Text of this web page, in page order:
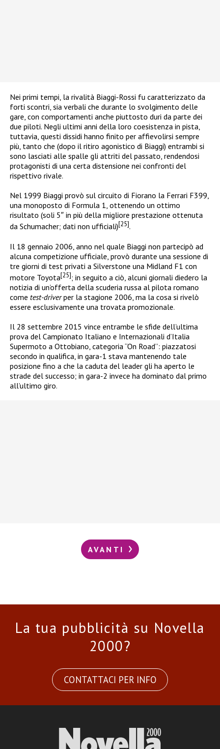
Nei primi tempi, la rivalità Biaggi-Rossi fu caratterizzato da
forti scontri, sia verbali che durante lo svolgimento delle
gare, con comportamenti anche piuttosto duri da parte dei
due piloti. Negli ultimi anni della loro coesistenza in pista,
tuttavia, questi dissidi hanno finito per affievolirsi sempre
più, tanto che (dopo il ritiro agonistico di Biaggi) entrambi si
sono lasciati alle spalle gli attriti del passato, rendendosi
protagonisti di una certa distensione nei confronti del
rispettivo rivale.
Nel 1999 Biaggi provò sul circuito di Fiorano la Ferrari F399,
una monoposto di Formula 1, ottenendo un ottimo
risultato (soli 5″ in più della migliore prestazione ottenuta
da Schumacher; dati non ufficiali)[25].
Il 18 gennaio 2006, anno nel quale Biaggi non partecipò ad
alcuna competizione ufficiale, provò durante una sessione di
tre giorni di test privati a Silverstone una Midland F1 con
motore Toyota[25]; in seguito a ciò, alcuni giornali diedero la
notizia di un’offerta della scuderia russa al pilota romano
come test-driverper la stagione 2006, ma la cosa si rivelò
essere esclusivamente una trovata promozionale.
Il 28 settembre 2015 vince entrambe le sfide dell’ultima
prova del Campionato Italiano e Internazionali d’Italia
Supermoto a Ottobiano, categoria “On Road”: piazzatosi
secondo in qualifica, in gara-1 stava mantenendo tale
posizione fino a che la caduta del leader gli ha aperto le
strade del successo; in gara-2 invece ha dominato dal primo
all’ultimo giro.
AVANTI
La tua pubblicità su Novella
2000?
CONTATTACI PER INFO